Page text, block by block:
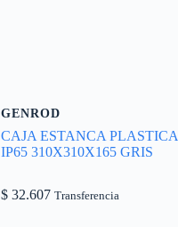
GENROD
CAJA ESTANCA PLASTICA
IP65 310X310X165 GRIS
$ 32.607 Transferencia